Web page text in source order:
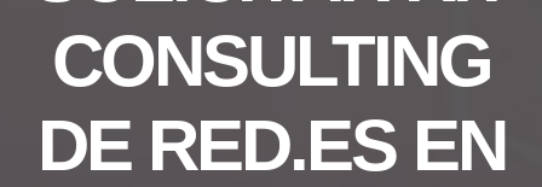
CONSULTING
DE RED.ES EN